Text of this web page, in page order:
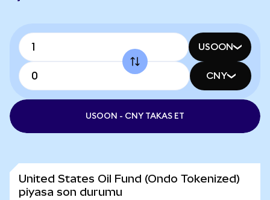
USOON
CNY
USOON - CNY TAKAS ET
United States Oil Fund (Ondo Tokenized)
piyasa son durumu